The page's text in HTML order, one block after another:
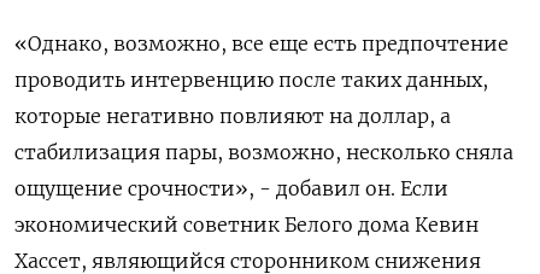
«Однако, возможно, все еще есть предпочтение
проводить интервенцию после таких данных,
которые негативно повлияют на доллар, а
стабилизация пары, возможно, несколько сняла
ощущение срочности», - добавил он. Если
экономический советник Белого дома Кевин
Хассет, являющийся сторонником снижения